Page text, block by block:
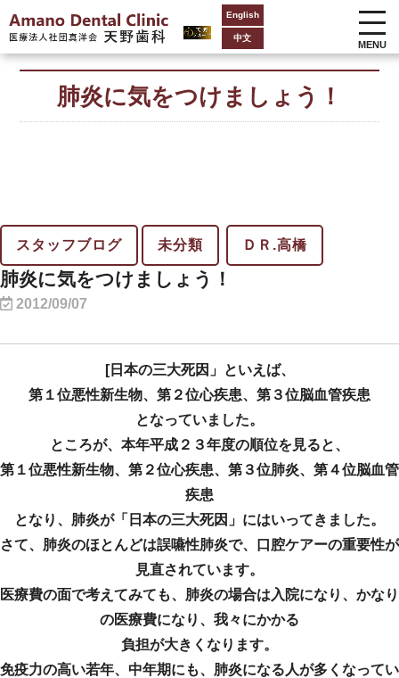
English
中文
MENU
肺炎に気をつけましょう！
スタッフブログ 未分類 ＤＲ.高橋
肺炎に気をつけましょう！
2012/09/07
[日本の三大死因」といえば、
第１位悪性新生物、第２位心疾患、第３位脳血管疾患
となっていました。
ところが、本年平成２３年度の順位を見ると、
第１位悪性新生物、第２位心疾患、第３位肺炎、第４位脳血管
疾患
となり、肺炎が「日本の三大死因」にはいってきました。
さて、肺炎のほとんどは誤嚥性肺炎で、口腔ケアーの重要性が
見直されています。
医療費の面で考えてみても、肺炎の場合は入院になり、かなり
の医療費になり、我々にかかる
負担が大きくなります。
免疫力の高い若年、中年期にも、肺炎になる人が多くなってい